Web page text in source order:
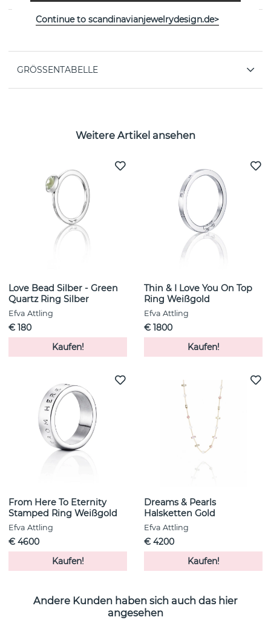
EIGENSCHAFTEN
GRÖSSENTABELLE
Weitere Artikel ansehen
Love Bead Silber - Green
Quartz Ring Silber
Efva Attling
€ 180
Kaufen!
Thin & I Love You On Top
Ring Weißgold
Efva Attling
€ 1800
Kaufen!
From Here To Eternity
Stamped Ring Weißgold
Efva Attling
€ 4600
Kaufen!
Dreams & Pearls
Halsketten Gold
Efva Attling
€ 4200
Kaufen!
Andere Kunden haben sich auch das hier
angesehen
Continue to scandinavianjewelrydesign.de>